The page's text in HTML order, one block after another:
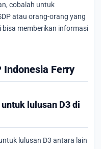
cobalah untuk
atau orang-orang yang
bisa memberikan informasi
Indonesia Ferry
lulusan D3 di
lulusan D3 antara lain